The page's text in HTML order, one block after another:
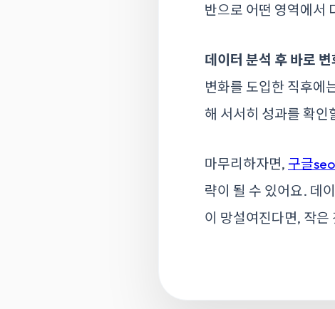
반으로 어떤 영역에서
데이터 분석 후 바로
변화를 도입한 직후에
해 서서히 성과를 확인
마무리하자면, 구글seo
략이 될 수 있어요. 데
이 망설여진다면, 작